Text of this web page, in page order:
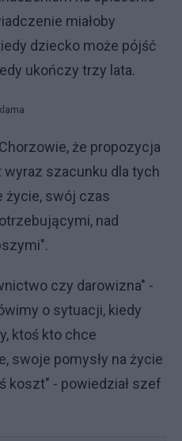
miałoby
dziecko może pójść
ukończy trzy lata.
że propozycja
szacunku dla tych
swój czas
nad
czy darowizna" -
o sytuacji, kiedy
ktoś kto chce
swoje pomysły na życie
koszt" - powiedział szef